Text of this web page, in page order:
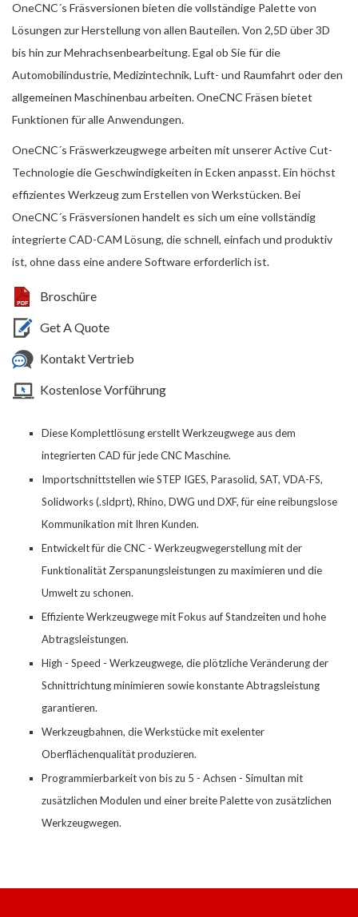
OneCNC´s Fräsversionen bieten die vollständige Palette von
Lösungen zur Herstellung von allen Bauteilen. Von 2,5D über 3D
bis hin zur Mehrachsenbearbeitung. Egal ob Sie für die
Automobilindustrie, Medizintechnik, Luft- und Raumfahrt oder den
allgemeinen Maschinenbau arbeiten. OneCNC Fräsen bietet
Funktionen für alle Anwendungen.
OneCNC´s Fräswerkzeugwege arbeiten mit unserer Active Cut-
Technologie die Geschwindigkeiten in Ecken anpasst. Ein höchst
effizientes Werkzeug zum Erstellen von Werkstücken. Bei
OneCNC´s Fräsversionen handelt es sich um eine vollständig
integrierte CAD-CAM Lösung, die schnell, einfach und produktiv
ist, ohne dass eine andere Software erforderlich ist.
Broschüre
Get A Quote
Kontakt Vertrieb
Kostenlose Vorführung
Diese Komplettlösung erstellt Werkzeugwege aus dem
integrierten CAD für jede CNC Maschine.
Importschnittstellen wie STEP IGES, Parasolid, SAT, VDA-FS,
Solidworks (.sldprt), Rhino, DWG und DXF, füreinereibungslose
Kommunikation mit Ihren Kunden.
Entwickelt für die CNC - Werkzeugwegerstellung mit der
Funktionalität Zerspanungsleistungen zu maximieren und die
Umwelt zu schonen.
Effiziente Werkzeugwege mit Fokus auf Standzeiten und hohe
Abtragsleistungen.
High - Speed - Werkzeugwege, die plötzliche Veränderung der
Schnittrichtung minimieren sowie konstante Abtragsleistung
garantieren.
Werkzeugbahnen, die Werkstücke mit exelenter
Oberflächenqualität produzieren.
Programmierbarkeit von bis zu 5 - Achsen - Simultan mit
zusätzlichen Modulen und einer breite Palette von zusätzlichen
Werkzeugwegen.